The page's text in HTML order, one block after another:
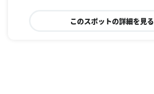
このスポットの詳細を見る